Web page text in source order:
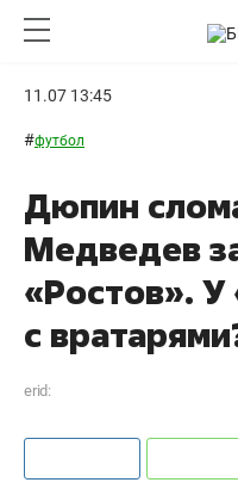
11.07 13:45
#футбол
Дюпин
Медведев
«Ростов».
с
erid: